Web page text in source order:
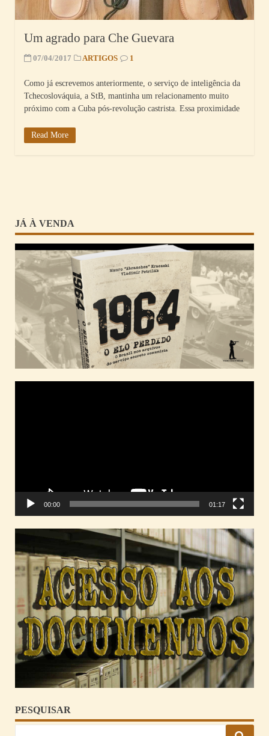
Um agrado para Che Guevara
07/04/2017 ARTIGOS 1
Como já escrevemos anteriormente, o serviço de inteligência da
Tchecoslováquia, a StB, mantinha um relacionamento muito
próximo com a Cuba pós-revolução castrista. Essa proximidade
Read More
JÁ À VENDA
00:00 01:17
PESQUISAR